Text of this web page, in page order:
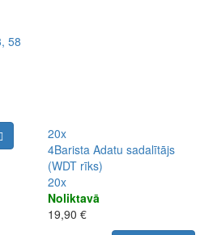
58
20x
4Barista Adatu sadalītājs
(WDT rīks)
20x
Noliktavā
19,90 €